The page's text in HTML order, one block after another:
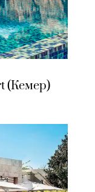
(Кемер)